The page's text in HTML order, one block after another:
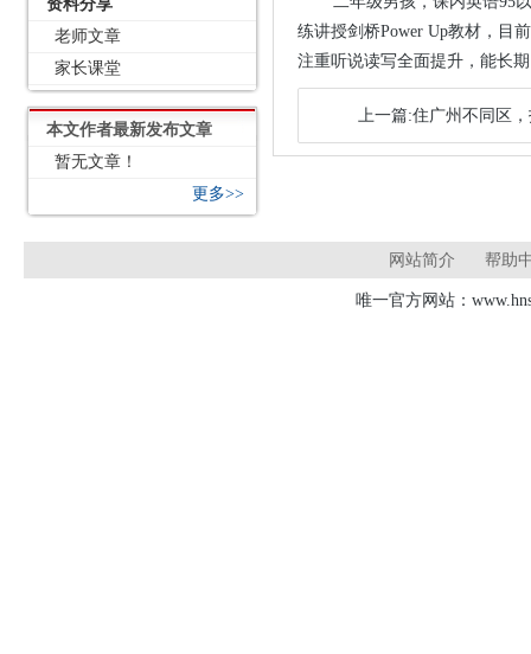
资料分享
老师文章
家长课堂
本文作者最新发布文章
暂无文章！
更多>>
练讲授剑桥Power Up教材，目
注重听说读写全面提升，能长
上一篇:住广州不同区
网站简介 帮助
唯一官方网站：